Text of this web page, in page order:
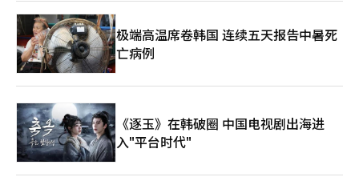
极端高温席卷韩国 连续五天报告中暑死
亡病例
《逐玉》在韩破圈 中国电视剧出海进
入"平台时代"